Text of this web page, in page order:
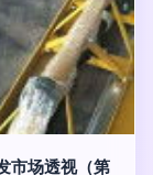
市场透视（第